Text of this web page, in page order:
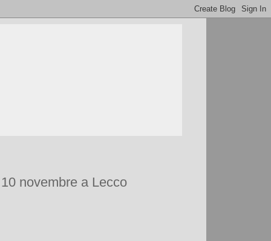
novembre a Lecco